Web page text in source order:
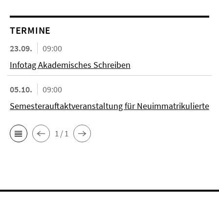
TERMINE
23.09.
09:00
Infotag Akademisches Schreiben
05.10.
09:00
Semesterauftaktveranstaltung für Neuimmatrikulierte
1 / 1